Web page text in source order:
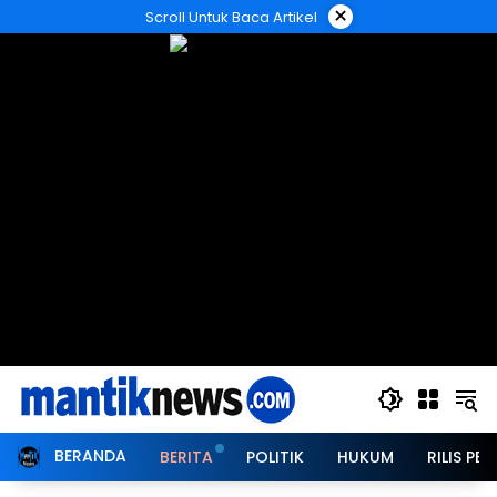
ke
Scroll Untuk Baca Artikel ×
BERANDA BERITA POLITIK HUKUM RILIS